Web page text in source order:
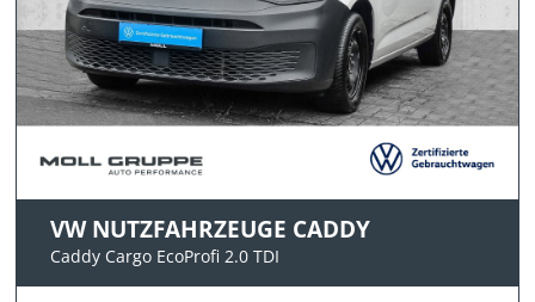
VW NUTZFAHRZEUGE CADDY
Caddy Cargo EcoProfi 2.0 TDI